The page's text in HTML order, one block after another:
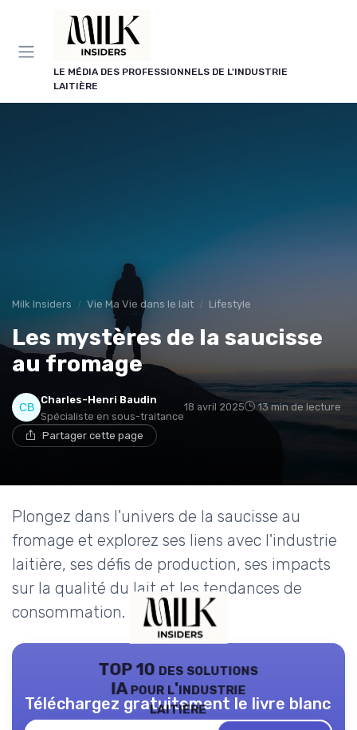
LE MÉDIA DES PROFESSIONNELS DE L'INDUSTRIE
LAITIÈRE
Milk Insiders Vie Ma Vie dans le lait Lifestyle
Les mystères de la saucisse
au fromage
Charles-Henri Baudin
Spécialiste en sous-traitance
18 avril 2025 13 min de lecture
Partager cette page
Plongez dans l'univers de la saucisse au
fromage et explorez ses liens avec l'industrie
laitière, ses défis de production, ses impacts
sur la qualité du lait et les tendances de
consommation.
TOP 10 des solutions
IA pour l'industrie
laitière
Téléchargez gratuitement le livre blanc